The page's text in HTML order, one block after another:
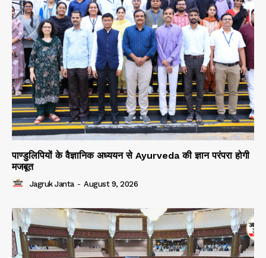
पाण्डुलिपियों के वैज्ञानिक अध्ययन से Ayurveda की ज्ञान परंपरा होगी
मजबूत
Jagruk Janta - August 9, 2026